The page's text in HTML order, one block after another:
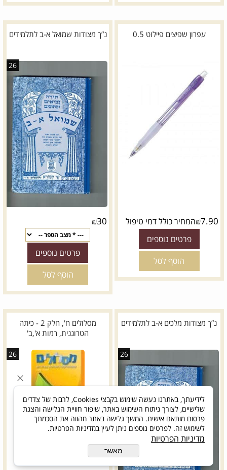
עפרון שפיצים פיילוט 0.5
₪7.90 המחיר כולל דמי טיפול
פרטים נוספים
הוסף לסל
נ”ך מצודות שמואל א-ב לתלמידים
26
₪30
פרטים נוספים
הוסף לסל
נ”ך מצודות מלכים א-ב לתלמידים
26
מסלולים ח', חלק 2 - כיתה
הטרוגנית, רמות א',ב'
26
לידיעתך, באתרנו נעשה שימוש בקבצי Cookies, לרבות של צדדים
שלישיים, לצורך ניתוח השימוש באתר, שיפור חוויית הגלישה והצגת
פרסום מותאם אישית. המשך גלישה באתר מהווה את הסכמתך
לשימוש זה. לפרטים נוספים ניתן לעיין במדיניות הפרטיות.
מדיניות הפרטיות
מאשר